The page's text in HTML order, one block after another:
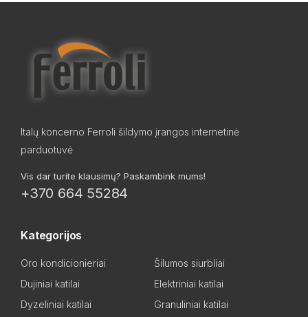
Italų koncerno Ferroli šildymo įrangos internetinė
parduotuvė
Vis dar turite klausimų? Paskambink mums!
+370 664 55284
Kategorijos
Oro kondicionieriai
Šilumos siurbliai
Dujiniai katilai
Elektriniai katilai
Dyzeliniai katilai
Granuliniai katilai